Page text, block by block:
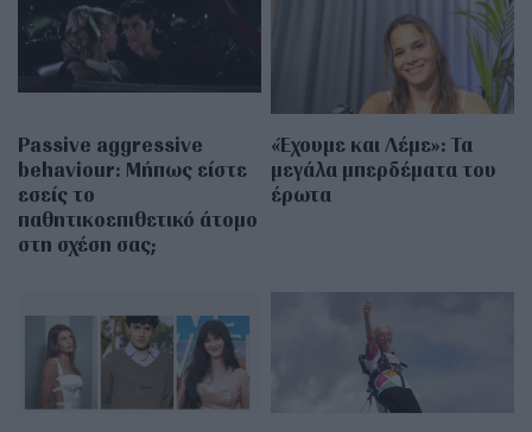
Passive aggressive
behaviour: Μήπως είστε
εσείς το
παθητικοεπιθετικό άτομο
στη σχέση σας;
«Έχουμε και Λέμε»: Τα
μεγάλα μπερδέματα του
έρωτα